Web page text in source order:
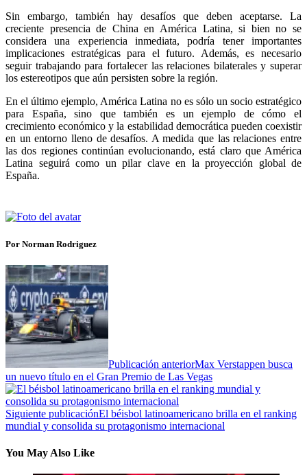
Sin embargo, también hay desafíos que deben aceptarse. La
creciente presencia de China en América Latina, si bien no se
considera una experiencia inmediata, podría tener importantes
implicaciones estratégicas para el futuro. Además, es necesario
seguir trabajando para fortalecer las relaciones bilaterales y superar
los estereotipos que aún persisten sobre la región.
En el último ejemplo, América Latina no es sólo un socio estratégico
para España, sino que también es un ejemplo de cómo el
crecimiento económico y la estabilidad democrática pueden coexistir
en un entorno lleno de desafíos. A medida que las relaciones entre
las dos regiones continúan evolucionando, está claro que América
Latina seguirá como un pilar clave en la proyección global de
España.
Por Norman Rodriguez
Publicación anteriorMax Verstappen busca
un nuevo título en el Gran Premio de Las Vegas
Siguiente publicaciónEl béisbol latinoamericano brilla en el ranking
mundial y consolida su protagonismo internacional
You May Also Like